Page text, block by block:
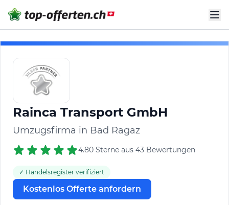
Rainca Transport GmbH
Umzugsfirma in Bad Ragaz
4.80 Sterne aus 43 Bewertungen
✓ Handelsregister verifiziert
Kostenlos Offerte anfordern